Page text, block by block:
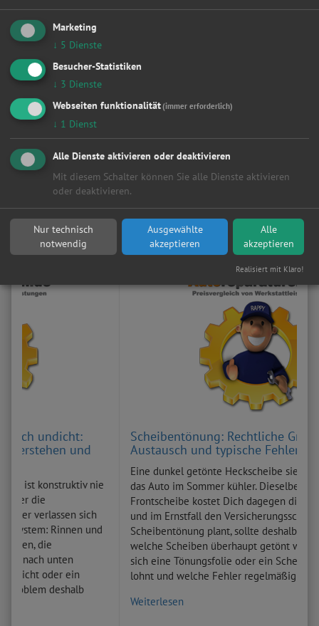
Aktuelle Werkstattbewertungen
Akin Yilmaz
Alles gut gelaufen !!
Autoreparaturen.de - WebBlog
nie
sich
und
Scheibentönung: Rechtliche Grenzen, Folie vs.
Austausch und typische Fehler
Eine dunkel getönte Heckscheibe sieht gut aus und hält
das Auto im Sommer kühler. Dieselbe Folie an der
Frontscheibe kostet Dich dagegen die TÜV-Plakette
und im Ernstfall den Versicherungsschutz. Wer eine
Scheibentönung plant, sollte deshalb zuerst wissen,
welche Scheiben überhaupt getönt werden dürfen, ob
sich eine Tönungsfolie oder ein Scheibenaustausch
lohnt und welche Fehler regelmäßig ...
Marketing
↓ 5 Dienste
Besucher-Statistiken
↓ 3 Dienste
Webseiten funktionalität(immer erforderlich)
↓ 1 Dienst
Alle Dienste aktivieren oder deaktivieren
Mit diesem Schalter können Sie alle Dienste aktivieren
oder deaktivieren.
Nur technisch
notwendig
Ausgewählte
akzeptieren
Alle
akzeptieren
Realisiert mit Klaro!